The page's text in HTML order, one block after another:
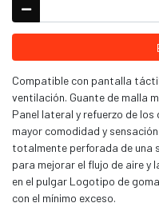
Compatible con pantalla
ventilación. Guante de malla
Panel lateral y refuerzo de
mayor comodidad y
totalmente perforada de una
para mejorar el flujo de aire y
en el pulgar Logotipo de
con el mínimo exceso.